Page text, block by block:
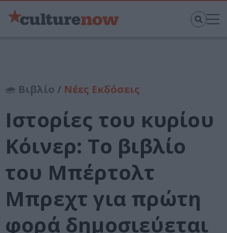
Βιβλίο / Νέες Εκδόσεις
Ιστορίες του κυρίου
Κόινερ: Tο βιβλίο
του Μπέρτολτ
Μπρεχτ για πρώτη
φορά δημοσιεύεται